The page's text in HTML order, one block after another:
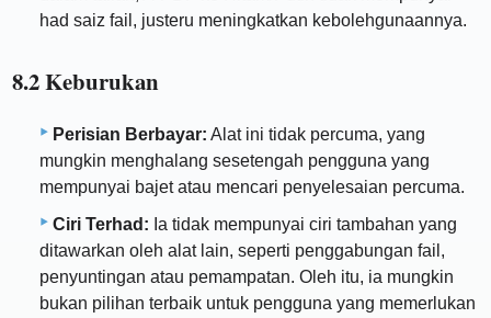
had saiz fail, justeru meningkatkan kebolehgunaannya.
8.2 Keburukan
Perisian Berbayar: Alat ini tidak percuma, yang
mungkin menghalang sesetengah pengguna yang
mempunyai bajet atau mencari penyelesaian percuma.
Ciri Terhad: Ia tidak mempunyai ciri tambahan yang
ditawarkan oleh alat lain, seperti penggabungan fail,
penyuntingan atau pemampatan. Oleh itu, ia mungkin
bukan pilihan terbaik untuk pengguna yang memerlukan